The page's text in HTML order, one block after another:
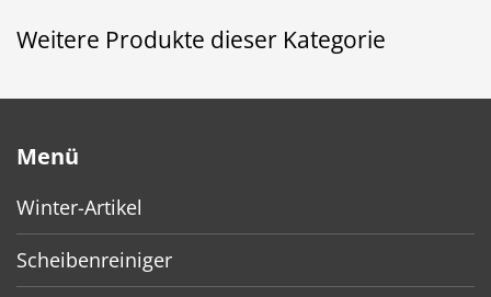
Weitere Produkte dieser Kategorie
Menü
Winter-Artikel
Scheibenreiniger